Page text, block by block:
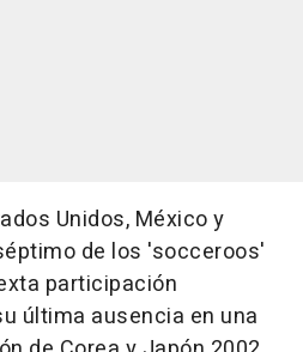
Unidos, México y
de los 'socceroos'
participación
última ausencia en una